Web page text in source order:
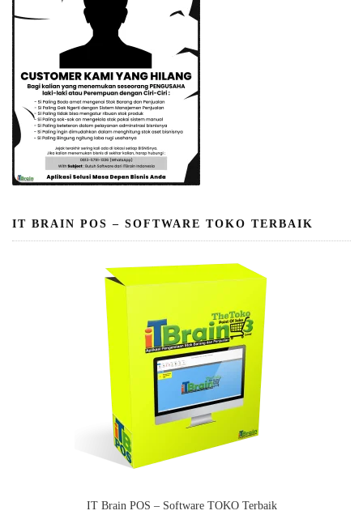
IT BRAIN POS – SOFTWARE TOKO TERBAIK
IT Brain POS – Software TOKO Terbaik